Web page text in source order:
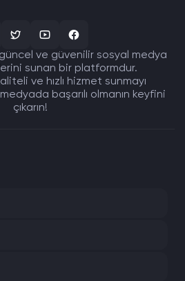
ve güvenilir sosyal medya
sunan bir platformdur.
ve hızlı hizmet sunmayı
başarılı olmanın keyfini
çıkarın!